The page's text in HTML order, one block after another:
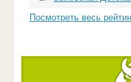
Посмотреть весь